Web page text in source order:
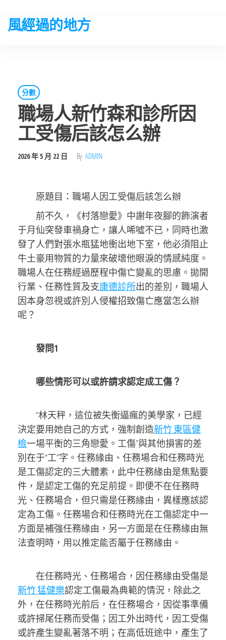
the
風經過的地方
分數
職場人新竹森和診所因
工受傷后該怎么辦
2026 年 5 月 22 日 By ADMIN
原題目：職場人因工受傷后該怎么辦
前不久，《村落戀愛》中謝年夜腳的飾演者
于月仙突發車禍身亡，讓人唏噓不已，同時也激
發了人們對張水瓶猛地衝出地下室，他必須阻止
牛土豪用物質的力量來破壞他眼淚的情感純度。
職場人在任務經過歷程中傷亡變亂的思慮。拋開
行業、任務性質及支康德診所出的差別，職場人
因本身忽視或許別人侵權招致傷亡應當怎么辦
呢？
發問1
哪些情形可以或許請求認定成工傷？
“林天秤，這位被失衡逼瘋的美學家，已經
決定要用她自己的方式，強制創造新竹 東區健
檢一場平衡的三角戀愛。工傷”與其他損害的差
別在于“工”字。任務緣由、任務場合和任務時光
是工傷認定的三大體素，此中任務緣由是焦點要
件，是認定工傷的充足前提。即便不在任務時
光、任務場合，但只需是任務緣由，異樣應該認
定為工傷。任務場合和任務時光在工傷認定中一
方面是補強任務緣由，另一方面是在任務緣由無
法查明時，用以推定能否屬于任務緣由。
在任務時光、任務場合，因任務緣由受傷是
新竹 猛健樂認定工傷最為典範的情況，除此之
外，在任務時光前后，在任務場合，因從事準備
或許掃尾任務而受傷；因工外出時代，因工受傷
或許產生變亂著落不明；在高低班途中，產生了